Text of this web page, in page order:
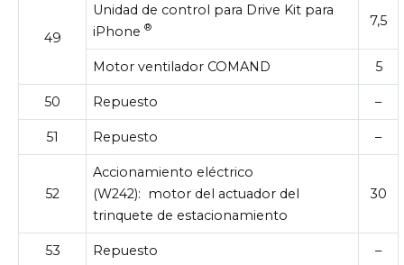
49
Unidad de control para Drive Kit para
iPhone® 7,5
Motor ventilador COMAND 5
50 Repuesto –
51 Repuesto –
52
Accionamiento eléctrico
(W242): motor del actuador del
trinquete de estacionamiento
30
53 Repuesto –